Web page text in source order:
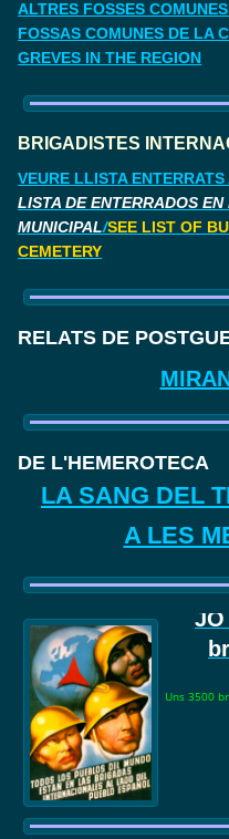
ALTRES FOSSES
FOSSAS COMUNES DE LA
GREVES IN THE REGION
BRIGADISTES
VEURE LLISTA
LISTA DE ENTERRADOS
MUNICIPAL/SEE LIST OF
CEMETERY
RELATS DE
DE L'HEMEROTECA
LA SANG DEL
A LES
JO
Uns 3500